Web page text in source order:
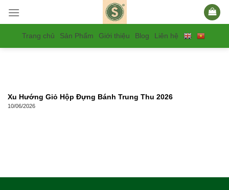
contentTrang chủ Sản Phẩm Giới thiệu Blog Liên hệ
Xu Hướng Giỏ Hộp Đựng Bánh Trung Thu 2026
10/06/2026